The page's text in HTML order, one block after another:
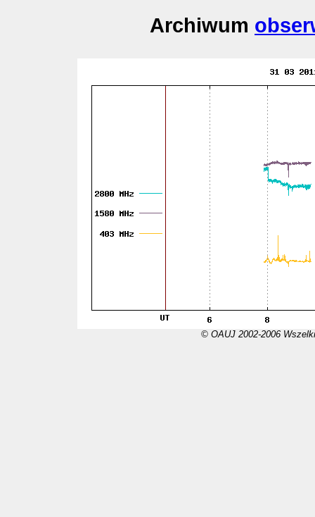
Archiwum
© OAUJ 2002-2006